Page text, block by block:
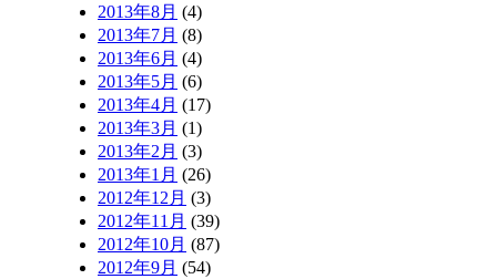
2013年8月 (4)
2013年7月 (8)
2013年6月 (4)
2013年5月 (6)
2013年4月 (17)
2013年3月 (1)
2013年2月 (3)
2013年1月 (26)
2012年12月 (3)
2012年11月 (39)
2012年10月 (87)
2012年9月 (54)